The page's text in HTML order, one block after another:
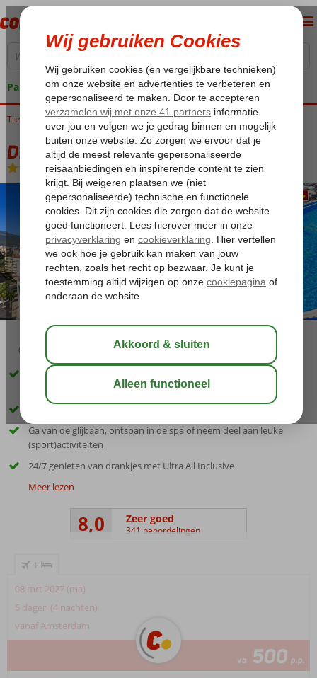
Pakketgarantie
Home
Turkije Turkse Riviera Alanya Tosmur Diamond Hill
Diamond Hill
Ultra All Inclusive-Hotel
03:45
Fijn hotel met centrale ligging, grote kamers en zwembad met
Ga van de glijbaan, ontspan in de spa of neem deel aan leuke
(sport)activiteiten
24/7 genieten van drankjes met Ultra All Inclusive
Meer lezen
8,0 Zeer goed
341 beoordelingen
+
08 mrt 2027 (ma)
5 dagen (4 nachten)
vanaf Amsterdam
va 500 p.p.